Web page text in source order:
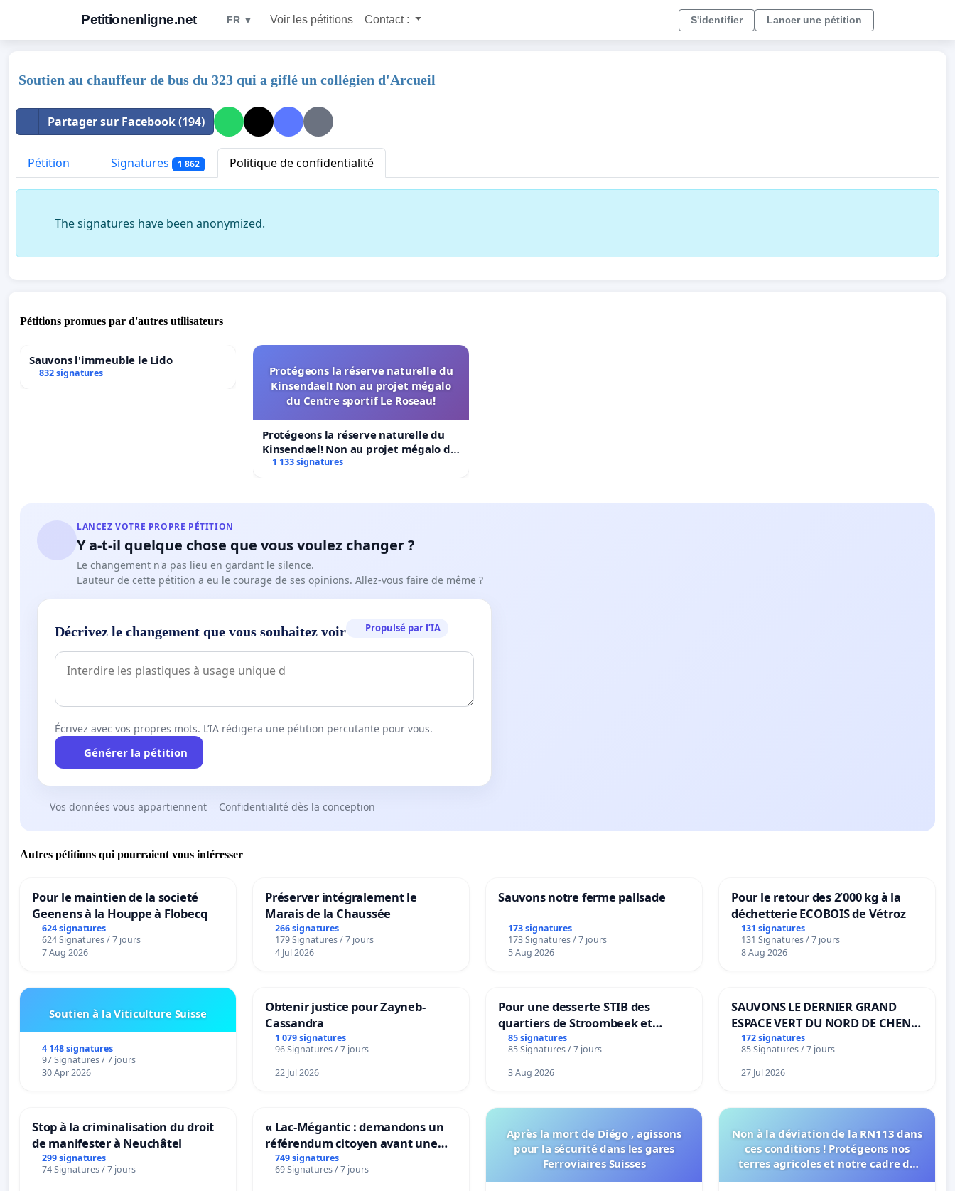
Petitionenligne.net FR ▼ Voir les pétitions Contact : S'identifier Lancer une pétition
Soutien au chauffeur de bus du 323 qui a giflé un collégien d'Arcueil
Partager sur Facebook (194)
Pétition Signatures 1 862 Politique de confidentialité
The signatures have been anonymized.
Pétitions promues par d'autres utilisateurs
Sauvons l'immeuble le Lido
832 signatures
Protégeons la réserve naturelle du
Kinsendael! Non au projet mégalo
du Centre sportif Le Roseau!
Protégeons la réserve naturelle du
Kinsendael! Non au projet mégalo du
Centre sportif Le Roseau!
1 133 signatures
LANCEZ VOTRE PROPRE PÉTITION
Y a-t-il quelque chose que vous voulez changer ?
Le changement n'a pas lieu en gardant le silence.
L'auteur de cette pétition a eu le courage de ses opinions. Allez-vous faire de même ?
Décrivez le changement que vous souhaitez voir Propulsé par l’IA
Écrivez avec vos propres mots. L’IA rédigera une pétition percutante pour vous.
Générer la pétition
Vos données vous appartiennent Confidentialité dès la conception
Autres pétitions qui pourraient vous intéresser
Pour le maintien de la societé
Geenens à la Houppe à Flobecq
624 signatures
624 Signatures / 7 jours
7 Aug 2026
Préserver intégralement le
Marais de la Chaussée
266 signatures
179 Signatures / 7 jours
4 Jul 2026
Sauvons notre ferme pallsade
173 signatures
173 Signatures / 7 jours
5 Aug 2026
Pour le retour des 2’000 kg à la
déchetterie ECOBOIS de Vétroz
131 signatures
131 Signatures / 7 jours
8 Aug 2026
Soutien à la Viticulture Suisse
4 148 signatures
97 Signatures / 7 jours
30 Apr 2026
Obtenir justice pour Zayneb-
Cassandra
1 079 signatures
96 Signatures / 7 jours
22 Jul 2026
Pour une desserte STIB des
quartiers de Stroombeek et
Beauval - Voor een MIVB-
bediening van de wijken
Strombeek en Het Voor
85 signatures
85 Signatures / 7 jours
3 Aug 2026
SAUVONS LE DERNIER GRAND
ESPACE VERT DU NORD DE CHENE-
BOUGERIES
172 signatures
85 Signatures / 7 jours
27 Jul 2026
Stop à la criminalisation du droit
de manifester à Neuchâtel
299 signatures
74 Signatures / 7 jours
« Lac-Mégantic : demandons un
référendum citoyen avant une
transformation irréversible de
notre territoire »
749 signatures
69 Signatures / 7 jours
Après la mort de Diégo , agissons
pour la sécurité dans les gares
Ferroviaires Suisses
Non à la déviation de la RN113 dans
ces conditions ! Protégeons nos
terres agricoles et notre cadre de